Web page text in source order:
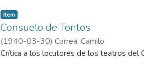
Item
Consuelo de Tontos
(1940-03-30) Correa, Camilo
Crítica a los locutores de los teatros del